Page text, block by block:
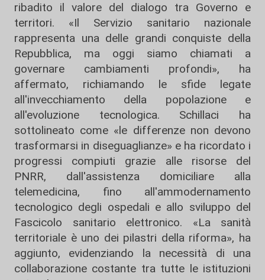
ribadito il valore del dialogo tra Governo e
territori. «Il Servizio sanitario nazionale
rappresenta una delle grandi conquiste della
Repubblica, ma oggi siamo chiamati a
governare cambiamenti profondi», ha
affermato, richiamando le sfide legate
all'invecchiamento della popolazione e
all'evoluzione tecnologica. Schillaci ha
sottolineato come «le differenze non devono
trasformarsi in diseguaglianze» e ha ricordato i
progressi compiuti grazie alle risorse del
PNRR, dall'assistenza domiciliare alla
telemedicina, fino all'ammodernamento
tecnologico degli ospedali e allo sviluppo del
Fascicolo sanitario elettronico. «La sanità
territoriale è uno dei pilastri della riforma», ha
aggiunto, evidenziando la necessità di una
collaborazione costante tra tutte le istituzioni